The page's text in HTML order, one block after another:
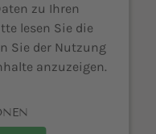
zu Ihren
lesen Sie die
Sie der Nutzung
anzuzeigen.